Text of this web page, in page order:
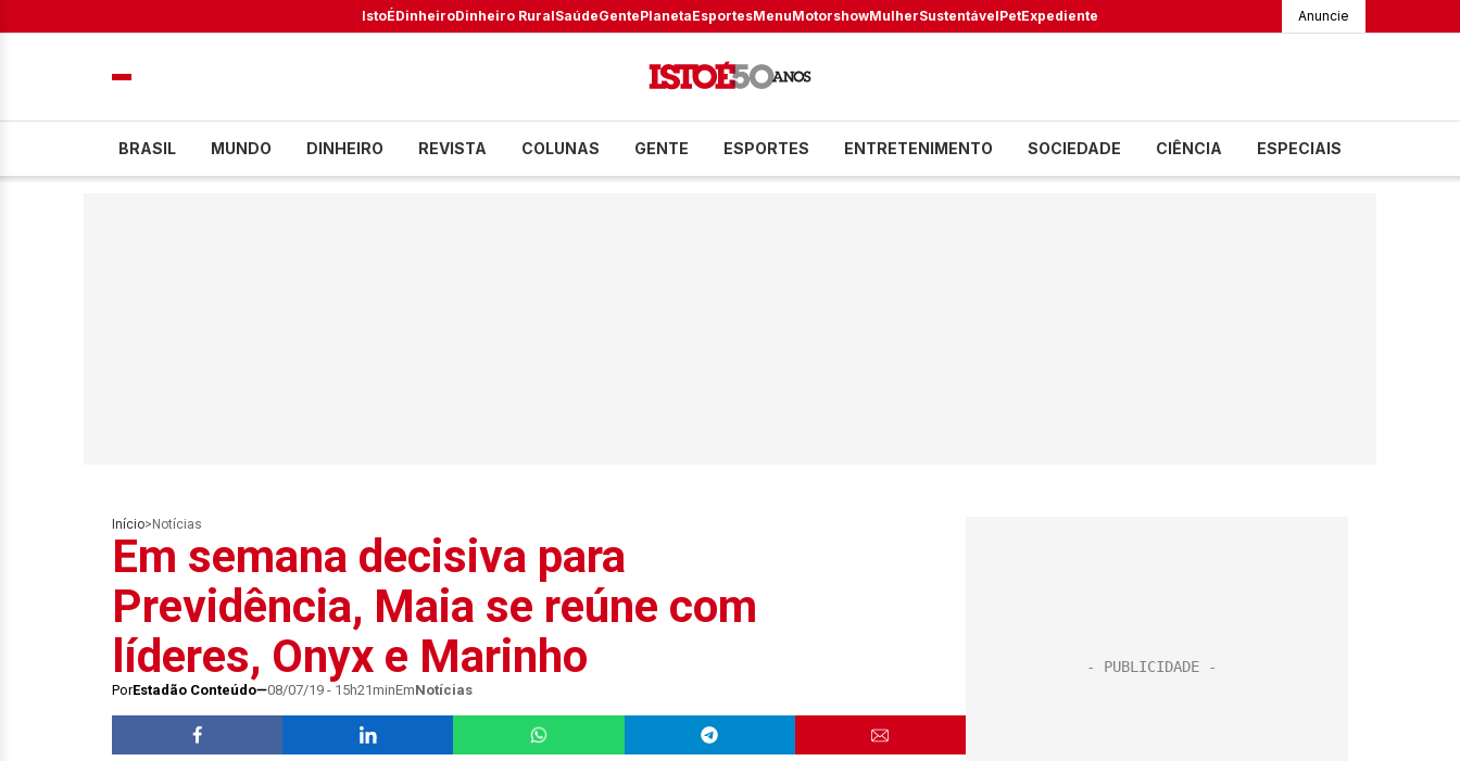
IstoÉDinheiroDinheiro RuralSaúdeGentePlanetaEsportesMenuMotorshowMulherSustentávelPetExpediente Anuncie
BRASIL MUNDO DINHEIRO REVISTA COLUNAS GENTE ESPORTES ENTRETENIMENTO SOCIEDADE CIÊNCIA ESPECIAIS
Início> Notícias
Em semana decisiva para
Previdência, Maia se reúne com
líderes, Onyx e Marinho
PorEstadão Conteúdo 08/07/19 - 15h21minEmNotícias